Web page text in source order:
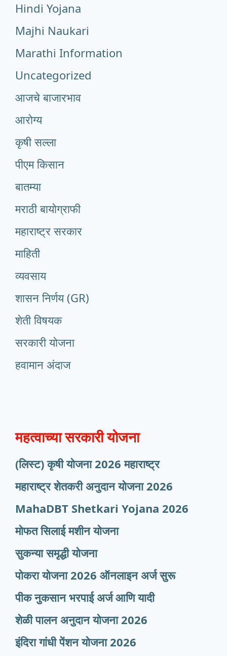
Hindi Yojana
Majhi Naukari
Marathi Information
Uncategorized
आजचे बाजारभाव
आरोग्य
कृषी सल्ला
पीएम किसान
बातम्या
मराठी बायोग्राफी
महाराष्ट्र सरकार
माहिती
व्यवसाय
शासन निर्णय (GR)
शेती विषयक
सरकारी योजना
हवामान अंदाज
महत्वाच्या सरकारी योजना
(लिस्ट) कृषी योजना 2026 महाराष्ट्र
महाराष्ट्र शेतकरी अनुदान योजना 2026
MahaDBT Shetkari Yojana 2026
मोफत सिलाई मशीन योजना
सुकन्या समृद्धी योजना
पोकरा योजना 2026 ऑनलाइन अर्ज सुरू
पीक नुकसान भरपाई अर्ज आणि यादी
शेळी पालन अनुदान योजना 2026
इंदिरा गांधी पेंशन योजना 2026